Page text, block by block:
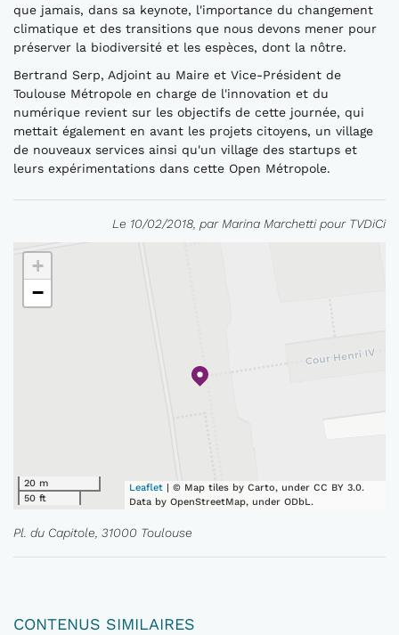
que jamais, dans sa keynote, l'importance du changement
climatique et des transitions que nous devons mener pour
préserver la biodiversité et les espèces, dont la nôtre.
Bertrand Serp, Adjoint au Maire et Vice-Président de
Toulouse Métropole en charge de l'innovation et du
numérique revient sur les objectifs de cette journée, qui
mettait également en avant les projets citoyens, un village
de nouveaux services ainsi qu'un village des startups et
leurs expérimentations dans cette Open Métropole.
Le 10/02/2018, par Marina Marchetti pour TVDiCi
+
−
20 m
50 ft
Leaflet | © Map tiles by Carto, under CC BY 3.0.
Data by OpenStreetMap, under ODbL.
Pl. du Capitole, 31000 Toulouse
CONTENUS SIMILAIRES